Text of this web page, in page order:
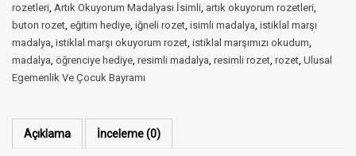
rozetleri Artık Okuyorum Madalyası İsimli artık okuyorum rozetleri
buton rozet eğitim hediye iğneli rozet isimli madalya istiklal marşı
madalya istiklal marşı okuyorum rozet istiklal marşımızı okudum
madalya öğrenciye hediye resimli madalya resimli rozet rozet Ulusal
Egemenlik Ve Çocuk Bayramı
Açıklama İnceleme (0)